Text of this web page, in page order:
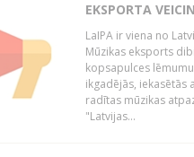
EKSPORTA
LaIPA ir viena no
Mūzikas eksports
kopsapulces
ikgadējās, iekasētās
radītas mūzikas
"Latvijas...